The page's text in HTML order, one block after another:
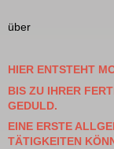
über
HIER ENTSTEHT
BIS ZU IHRER
GEDULD.
EINE ERSTE
TÄTIGKEITEN